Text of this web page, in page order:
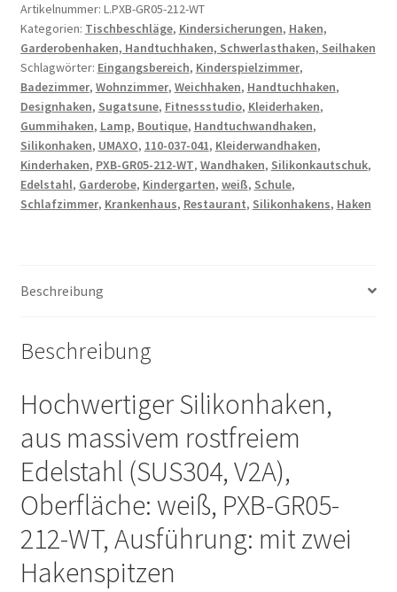
massivem
rostfreiem
Edelstahl,
Oberfläche:
weiß,
Ausführung:
mit
zwei
Hakenspitzen,
PXB-
Gummihaken
Kindergarten,
und
viel
mehr,
von
Sugatsune
/
(Japan)
Menge
Artikelnummer: L.PXB-GR05-212-WT
Kategorien: Tischbeschläge, Kindersicherungen, Haken,
Garderobenhaken, Handtuchhaken, Schwerlasthaken, Seilhaken
Schlagwörter: Eingangsbereich, Kinderspielzimmer,
Badezimmer, Wohnzimmer, Weichhaken, Handtuchhaken,
Designhaken, Sugatsune, Fitnessstudio, Kleiderhaken,
Gummihaken, Lamp, Boutique, Handtuchwandhaken,
Silikonhaken, UMAXO, 110-037-041, Kleiderwandhaken,
Kinderhaken, PXB-GR05-212-WT, Wandhaken, Silikonkautschuk,
Edelstahl, Garderobe, Kindergarten, weiß, Schule,
Schlafzimmer, Krankenhaus, Restaurant, Silikonhakens, Haken
Beschreibung
Beschreibung
Hochwertiger Silikonhaken,
aus massivem rostfreiem
Edelstahl (SUS304, V2A),
Oberfläche: weiß, PXB-GR05-
212-WT, Ausführung: mit zwei
Hakenspitzen